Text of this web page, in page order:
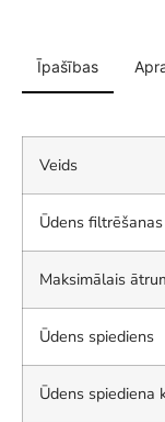
Īpašības
Veids
Ūdens
Maksimālais
Ūdens spiediens
Ūdens spiediena